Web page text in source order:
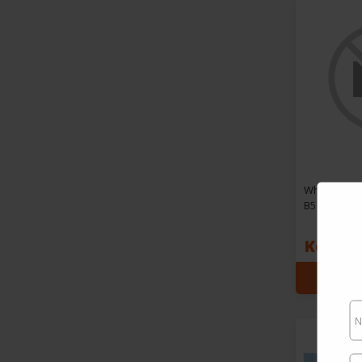
White Lines
B5
AVAA